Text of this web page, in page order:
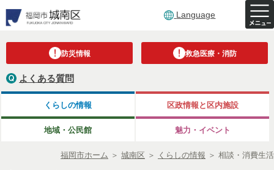
Language
防災情報 救急医療・消防
よくある質問
くらしの情報 区政情報と区内施設
地域・公民館 魅力・イベント
福岡市ホーム ＞ 城南区 ＞ くらしの情報 ＞ 相談・消費生活